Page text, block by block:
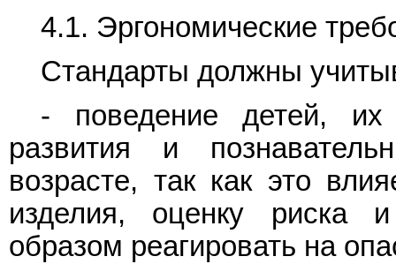
4.1. Эргономические
Стандарты должны
- поведение детей, их
развития и
возрасте, так как это
изделия, оценку риска и
образом реагировать на